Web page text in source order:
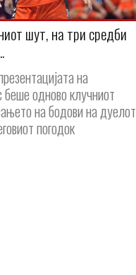
шут, на три средби
на
беше одново клучниот
на бодови на дуелот
погодок